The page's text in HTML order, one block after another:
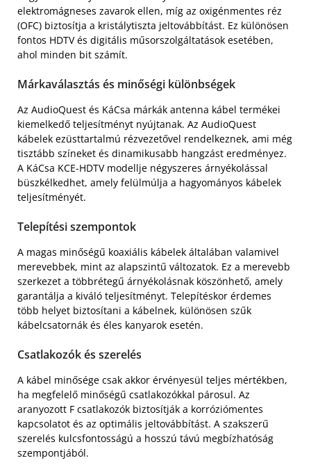
elektromágneses zavarok ellen, míg az oxigénmentes réz
(OFC) biztosítja a kristálytiszta jeltovábbítást. Ez különösen
fontos HDTV és digitális műsorszolgáltatások esetében,
ahol minden bit számít.
Márkaválasztás és minőségi különbségek
Az AudioQuest és KáCsa márkák antenna kábel termékei
kiemelkedő teljesítményt nyújtanak. Az AudioQuest
kábelek ezüsttartalmú rézvezetővel rendelkeznek, ami még
tisztább színeket és dinamikusabb hangzást eredményez.
A KáCsa KCE-HDTV modellje négyszeres árnyékolással
büszkélkedhet, amely felülmúlja a hagyományos kábelek
teljesítményét.
Telepítési szempontok
A magas minőségű koaxiális kábelek általában valamivel
merevebbek, mint az alapszintű változatok. Ez a merevebb
szerkezet a többrétegű árnyékolásnak köszönhető, amely
garantálja a kiváló teljesítményt. Telepítéskor érdemes
több helyet biztosítani a kábelnek, különösen szűk
kábelcsatornák és éles kanyarok esetén.
Csatlakozók és szerelés
A kábel minősége csak akkor érvényesül teljes mértékben,
ha megfelelő minőségű csatlakozókkal párosul. Az
aranyozott F csatlakozók biztosítják a korróziómentes
kapcsolatot és az optimális jeltovábbítást. A szakszerű
szerelés kulcsfontosságú a hosszú távú megbízhatóság
szempontjából.